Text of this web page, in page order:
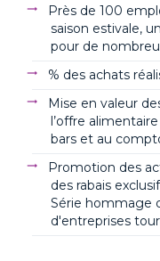
Près de 100
saison estivale,
pour de
% des achats
Mise en valeur
l’offre
bars et au
Promotion des
des rabais
Série hommage
d'entreprises